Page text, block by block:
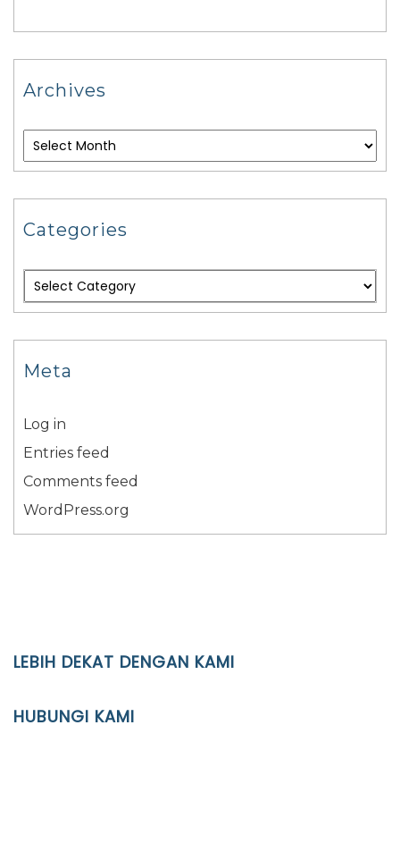
Archives
Categories
Meta
Log in
Entries feed
Comments feed
WordPress.org
LEBIH DEKAT DENGAN KAMI
HUBUNGI KAMI